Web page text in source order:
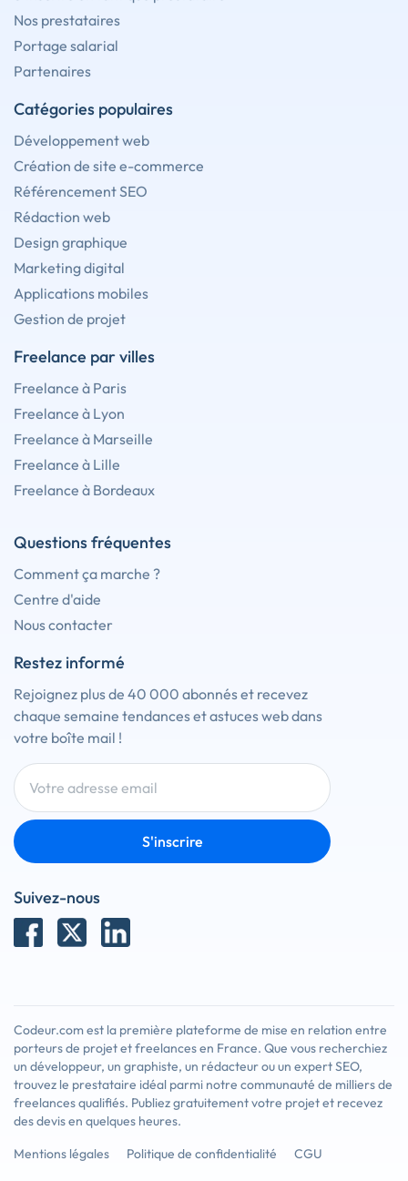
Nos prestataires
Portage salarial
Partenaires
Catégories populaires
Développement web
Création de site e-commerce
Référencement SEO
Rédaction web
Design graphique
Marketing digital
Applications mobiles
Gestion de projet
Freelance par villes
Freelance à Paris
Freelance à Lyon
Freelance à Marseille
Freelance à Lille
Freelance à Bordeaux
Questions fréquentes
Comment ça marche ?
Centre d'aide
Nous contacter
Restez informé
Rejoignez plus de 40 000 abonnés et recevez
chaque semaine tendances et astuces web dans
votre boîte mail !
S'inscrire
Suivez-nous
Codeur.com est la première plateforme de mise en relation entre
porteurs de projet et freelances en France. Que vous recherchiez
un développeur, un graphiste, un rédacteur ou un expert SEO,
trouvez le prestataire idéal parmi notre communauté de milliers de
freelances qualifiés. Publiez gratuitement votre projet et recevez
des devis en quelques heures.
Mentions légales
Politique de confidentialité
CGU